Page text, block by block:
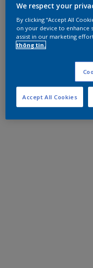
We respect your
By clicking “Accept All
on your device to enhance
assist in our marketing
thông tin.
Accept All Cookies